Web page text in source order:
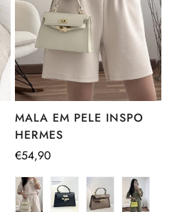
MALA EM PELE INSPO
HERMES
Preço
€54,90